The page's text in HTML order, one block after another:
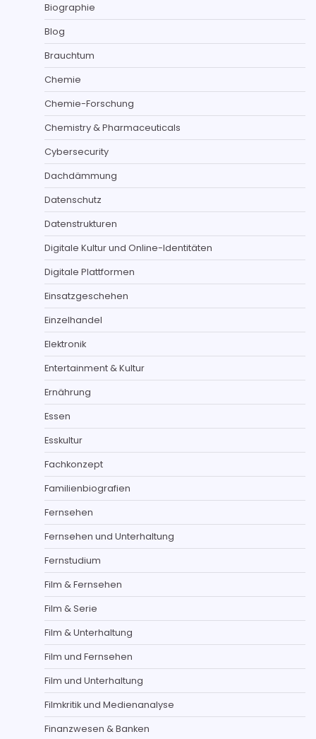
Biographie
Blog
Brauchtum
Chemie
Chemie-Forschung
Chemistry & Pharmaceuticals
Cybersecurity
Dachdämmung
Datenschutz
Datenstrukturen
Digitale Kultur und Online-Identitäten
Digitale Plattformen
Einsatzgeschehen
Einzelhandel
Elektronik
Entertainment & Kultur
Ernährung
Essen
Esskultur
Fachkonzept
Familienbiografien
Fernsehen
Fernsehen und Unterhaltung
Fernstudium
Film & Fernsehen
Film & Serie
Film & Unterhaltung
Film und Fernsehen
Film und Unterhaltung
Filmkritik und Medienanalyse
Finanzwesen & Banken